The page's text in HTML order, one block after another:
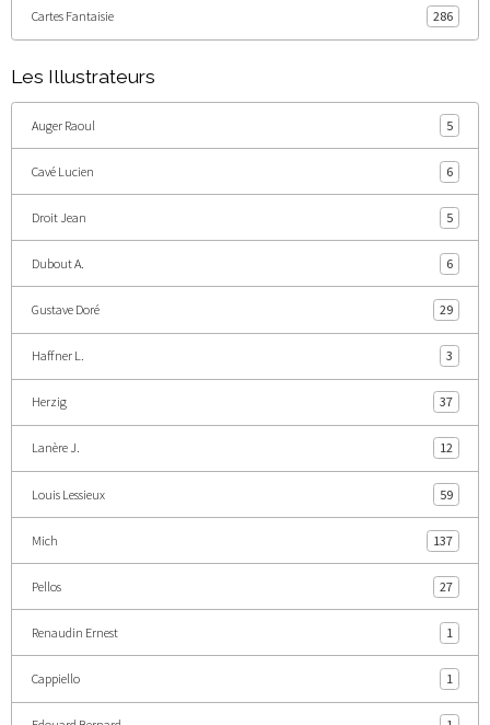
Cartes Fantaisie 286
Les Illustrateurs
Auger Raoul 5
Cavé Lucien 6
Droit Jean 5
Dubout A. 6
Gustave Doré 29
Haffner L. 3
Herzig 37
Lanère J. 12
Louis Lessieux 59
Mich 137
Pellos 27
Renaudin Ernest 1
Cappiello 1